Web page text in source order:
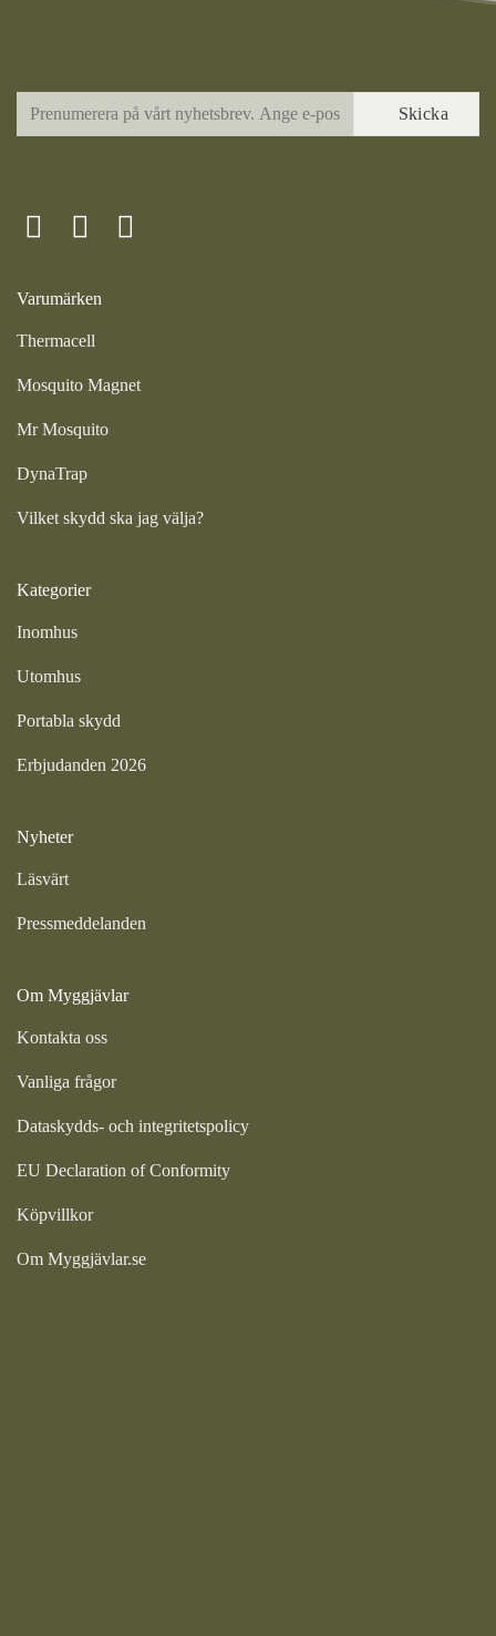
Varumärken
Thermacell
Mosquito Magnet
Mr Mosquito
DynaTrap
Vilket skydd ska jag välja?
Kategorier
Inomhus
Utomhus
Portabla skydd
Erbjudanden 2026
Nyheter
Läsvärt
Pressmeddelanden
Om Myggjävlar
Kontakta oss
Vanliga frågor
Dataskydds- och integritetspolicy
EU Declaration of Conformity
Köpvillkor
Om Myggjävlar.se